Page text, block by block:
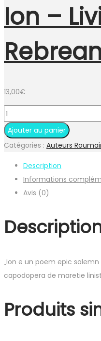
Ion –
13,00€
quantité
de
Ion
Liviu
Rebreanu
Ajouter au panier
Catégories : Auteurs
Description
Informations
Avis (0)
„Ion e un poem epic
capodopera de maretie
Produits